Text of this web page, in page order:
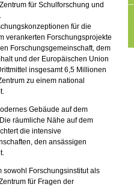
für Schulforschung und
für die
verankerten Forschungsprojekte
Forschungsgemeinschaft, dem
und der Europäischen Union
insgesamt 6,5 Millionen
zu einem national
Gebäude auf dem
räumliche Nähe auf dem
die intensive
den ansässigen
sowohl Forschungsinstitut als
für Fragen der